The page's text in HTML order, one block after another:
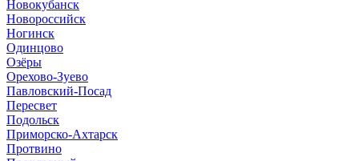
Новокубанск
Новороссийск
Ногинск
Одинцово
Озёры
Орехово-Зуево
Павловский-Посад
Пересвет
Подольск
Приморско-Ахтарск
Протвино